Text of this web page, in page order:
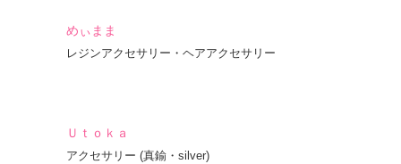
めぃまま
レジンアクセサリー・ヘアアクセサリー
Ｕｔｏｋａ
アクセサリー (真鍮・silver)